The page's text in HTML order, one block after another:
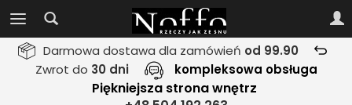
Darmowa dostawa dla zamówień od 99.90
Zwrot do 30 dni kompleksowa obsługa
Piękniejsza strona wnętrz